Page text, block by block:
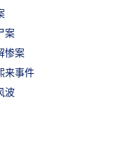
案
惨案
来事件
波